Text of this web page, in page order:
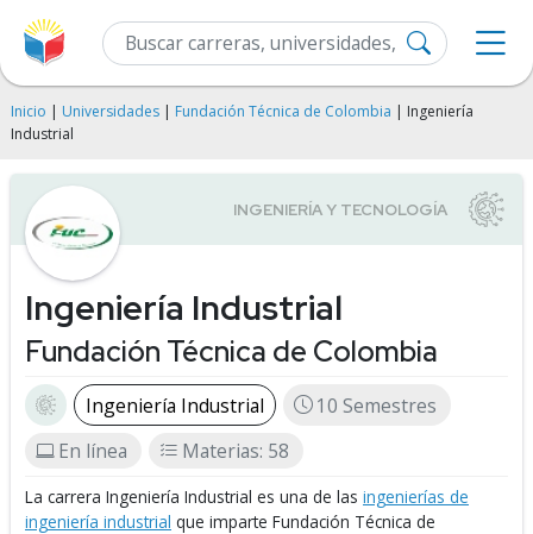
Inicio | Universidades | Fundación Técnica de Colombia | Ingeniería
Industrial
Ingeniería Industrial
Fundación Técnica de Colombia
Ingeniería Industrial
10 Semestres
En línea
Materias: 58
La carrera Ingeniería Industrial es una de las ingenierías de
ingeniería industrial que imparte Fundación Técnica de